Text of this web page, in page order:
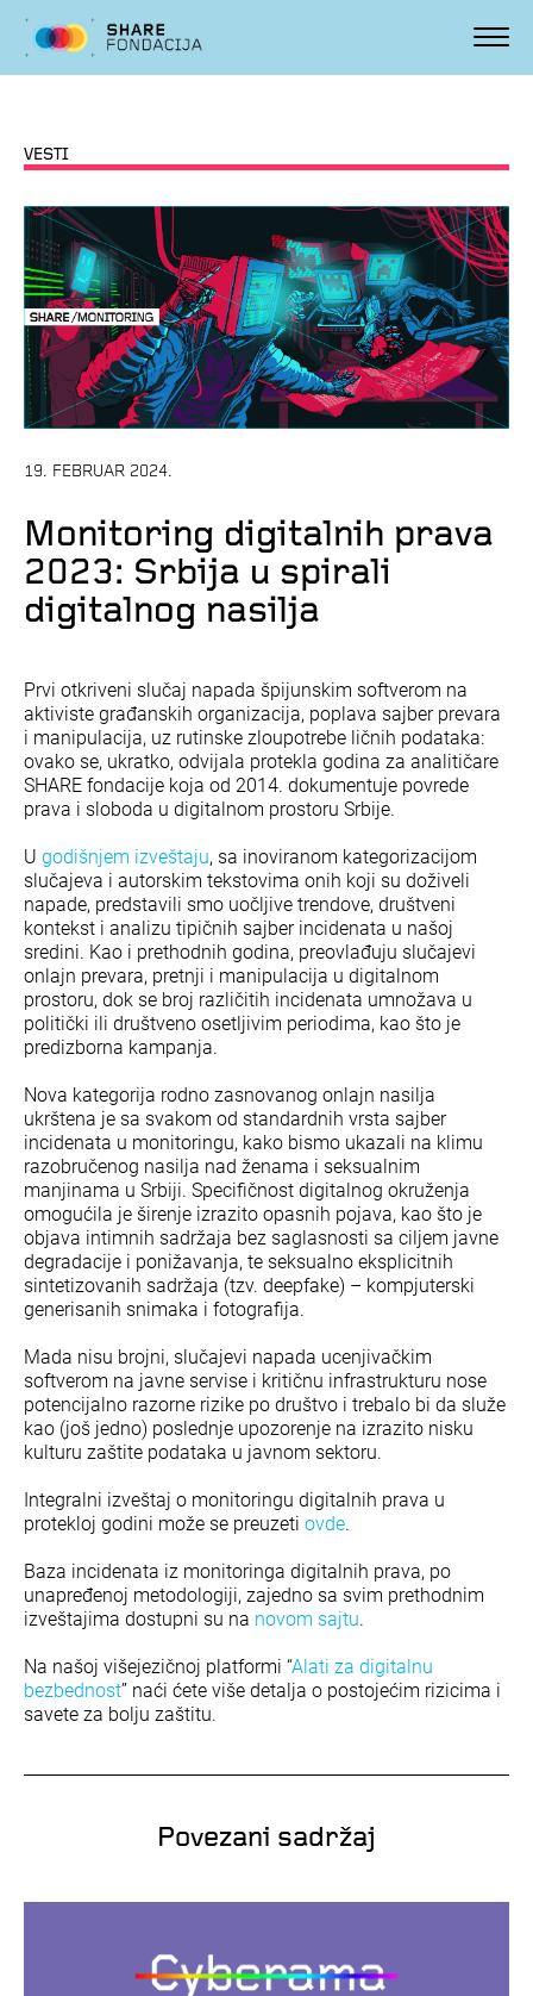
VESTI
19. FEBRUAR 2024.
Monitoring digitalnih prava
2023: Srbija u spirali
digitalnog nasilja
Prvi otkriveni slučaj napada špijunskim softverom na
aktiviste građanskih organizacija, poplava sajber prevara
i manipulacija, uz rutinske zloupotrebe ličnih podataka:
ovako se, ukratko, odvijala protekla godina za analitičare
SHARE fondacije koja od 2014. dokumentuje povrede
prava i sloboda u digitalnom prostoru Srbije.
U godišnjem izveštaju, sa inoviranom kategorizacijom
slučajeva i autorskim tekstovima onih koji su doživeli
napade, predstavili smo uočljive trendove, društveni
kontekst i analizu tipičnih sajber incidenata u našoj
sredini. Kao i prethodnih godina, preovlađuju slučajevi
onlajn prevara, pretnji i manipulacija u digitalnom
prostoru, dok se broj različitih incidenata umnožava u
politički ili društveno osetljivim periodima, kao što je
predizborna kampanja.
Nova kategorija rodno zasnovanog onlajn nasilja
ukrštena je sa svakom od standardnih vrsta sajber
incidenata u monitoringu, kako bismo ukazali na klimu
razobručenog nasilja nad ženama i seksualnim
manjinama u Srbiji. Specifičnost digitalnog okruženja
omogućila je širenje izrazito opasnih pojava, kao što je
objava intimnih sadržaja bez saglasnosti sa ciljem javne
degradacije i ponižavanja, te seksualno eksplicitnih
sintetizovanih sadržaja (tzv. deepfake) – kompjuterski
generisanih snimaka i fotografija.
Mada nisu brojni, slučajevi napada ucenjivačkim
softverom na javne servise i kritičnu infrastrukturu nose
potencijalno razorne rizike po društvo i trebalo bi da služe
kao (još jedno) poslednje upozorenje na izrazito nisku
kulturu zaštite podataka u javnom sektoru.
Integralni izveštaj o monitoringu digitalnih prava u
protekloj godini može se preuzeti ovde.
Baza incidenata iz monitoringa digitalnih prava, po
unapređenoj metodologiji, zajedno sa svim prethodnim
izveštajima dostupni su na novom sajtu.
Na našoj višejezičnoj platformi “Alati za digitalnu
bezbednost” naći ćete više detalja o postojećim rizicima i
savete za bolju zaštitu.
Povezani sadržaj